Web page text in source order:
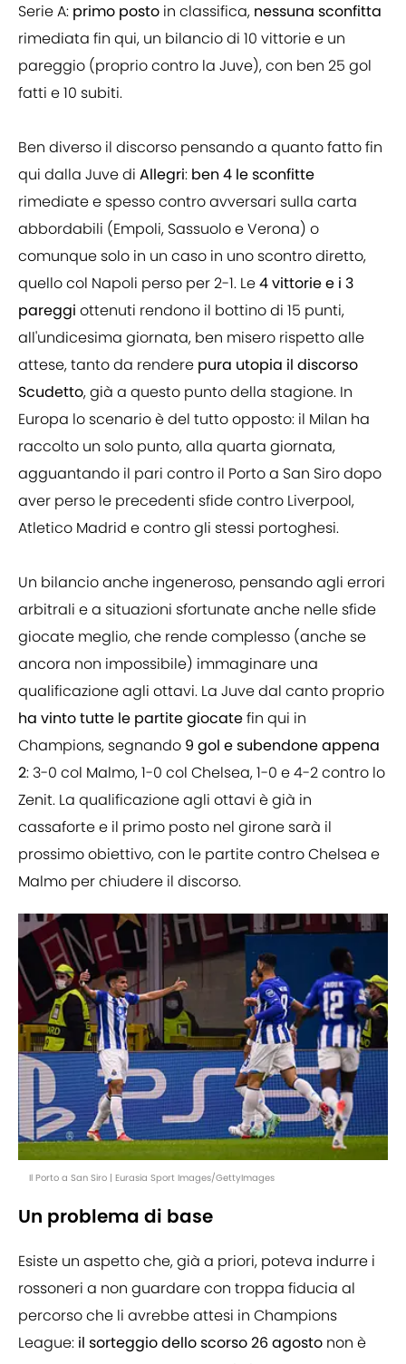
Serie A: primo posto in classifica, nessuna sconfitta
rimediata fin qui, un bilancio di 10 vittorie e un
pareggio (proprio contro la Juve), con ben 25 gol
fatti e 10 subiti.
Ben diverso il discorso pensando a quanto fatto fin
qui dalla Juve di Allegri: ben 4 le sconfitte
rimediate e spesso contro avversari sulla carta
abbordabili (Empoli, Sassuolo e Verona) o
comunque solo in un caso in uno scontro diretto,
quello col Napoli perso per 2-1. Le4 vittorie e i 3
pareggi ottenuti rendono il bottino di 15 punti,
all'undicesima giornata, ben misero rispetto alle
attese, tanto da rendere pura utopia il discorso
Scudetto, già a questo punto della stagione. In
Europa lo scenario è del tutto opposto: il Milan ha
raccolto un solo punto, alla quarta giornata,
agguantando il pari contro il Porto a San Siro dopo
aver perso le precedenti sfide contro Liverpool,
Atletico Madrid e contro gli stessi portoghesi.
Un bilancio anche ingeneroso, pensando agli errori
arbitrali e a situazioni sfortunate anche nelle sfide
giocate meglio, che rende complesso (anche se
ancora non impossibile) immaginare una
qualificazione agli ottavi. La Juve dal canto proprio
ha vinto tutte le partite giocatefin qui in
Champions, segnando 9 gol e subendone appena
2: 3-0 col Malmo, 1-0 col Chelsea, 1-0 e 4-2 contro lo
Zenit. La qualificazione agli ottavi è già in
cassaforte e il primo posto nel girone sarà il
prossimo obiettivo, con le partite contro Chelsea e
Malmo per chiudere il discorso.
Il Porto a San Siro | Eurasia Sport Images/GettyImages
Un problema di base
Esiste un aspetto che, già a priori, poteva indurre i
rossoneri a non guardare con troppa fiducia al
percorso che li avrebbe attesi in Champions
League: il sorteggio dello scorso 26 agosto non è